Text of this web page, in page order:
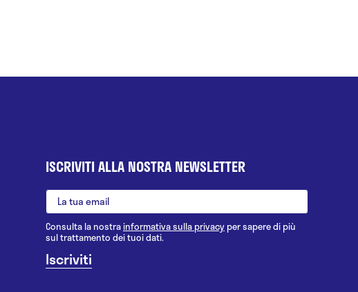
ISCRIVITI ALLA NOSTRA NEWSLETTER
Consulta la nostrainformativa sulla privacy per sapere di più
sul trattamento dei tuoi dati.